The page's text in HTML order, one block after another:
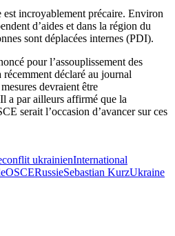
incroyablement précaire. Environ
d’aides et dans la région du
sont déplacées internes (PDI).
pour l’assouplissement des
déclaré au journal
devraient être
a par ailleurs affirmé que la
serait l’occasion d’avancer sur ces
conflit ukrainienInternational
OSCERussieSebastian KurzUkraine